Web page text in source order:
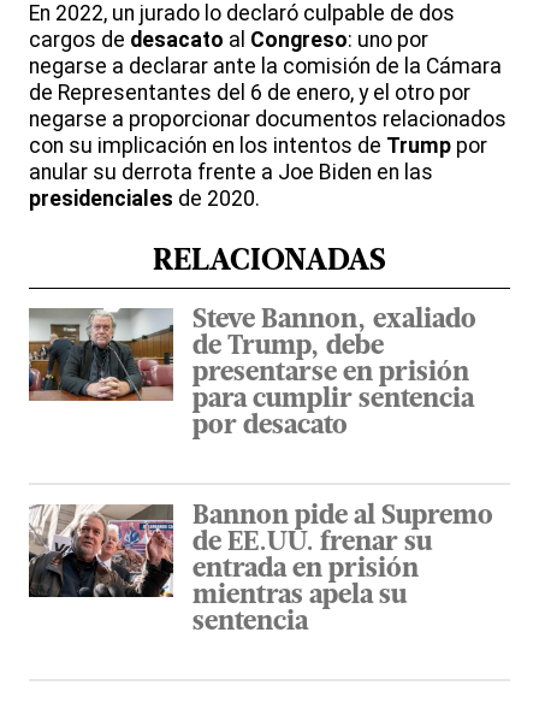
En 2022, un jurado lo declaró culpable de dos
cargos de desacato al Congreso: uno por
negarse a declarar ante la comisión de la Cámara
de Representantes del 6 de enero, y el otro por
negarse a proporcionar documentos relacionados
con su implicación en los intentos de Trump por
anular su derrota frente a Joe Biden en las
presidenciales de 2020.
RELACIONADAS
Steve Bannon, exaliado
de Trump, debe
presentarse en prisión
para cumplir sentencia
por desacato
Bannon pide al Supremo
de EE.UU. frenar su
entrada en prisión
mientras apela su
sentencia